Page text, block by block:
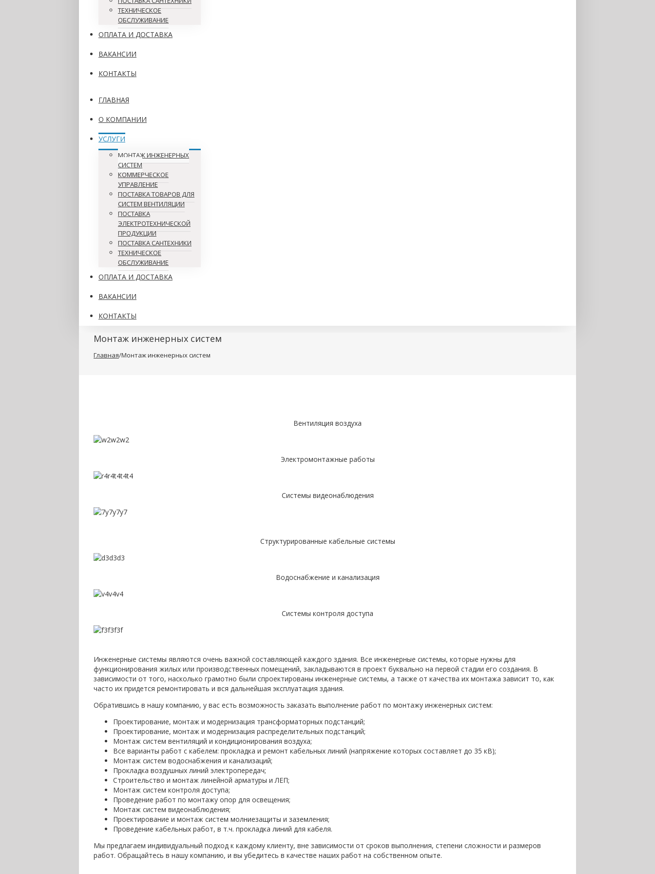
ТЕХНИЧЕСКОЕ
ОБСЛУЖИВАНИЕ
ОПЛАТА И ДОСТАВКА
ВАКАНСИИ
КОНТАКТЫ
ГЛАВНАЯ
О КОМПАНИИ
УСЛУГИ
МОНТАЖ ИНЖЕНЕРНЫХ
СИСТЕМ
КОММЕРЧЕСКОЕ
УПРАВЛЕНИЕ
ПОСТАВКА ТОВАРОВ ДЛЯ
СИСТЕМ ВЕНТИЛЯЦИИ
ПОСТАВКА
ЭЛЕКТРОТЕХНИЧЕСКОЙ
ПРОДУКЦИИ
ПОСТАВКА САНТЕХНИКИ
ТЕХНИЧЕСКОЕ
ОБСЛУЖИВАНИЕ
ОПЛАТА И ДОСТАВКА
ВАКАНСИИ
КОНТАКТЫ
Монтаж инженерных систем
Главная/Монтаж инженерных систем
Вентиляция воздуха
Электромонтажные работы
Системы видеонаблюдения
Структурированные кабельные системы
Водоснабжение и канализация
Системы контроля доступа
Инженерные системы являются очень важной составляющей каждого здания. Все инженерные системы, которые нужны для
функционирования жилых или производственных помещений, закладываются в проект буквально на первой стадии его создания. В
зависимости от того, насколько грамотно были спроектированы инженерные системы, а также от качества их монтажа зависит то, как
часто их придется ремонтировать и вся дальнейшая эксплуатация здания.
Обратившись в нашу компанию, у вас есть возможность заказать выполнение работ по монтажу инженерных систем:
Проектирование, монтаж и модернизация трансформаторных подстанций;
Проектирование, монтаж и модернизация распределительных подстанций;
Монтаж систем вентиляций и кондиционирования воздуха;
Все варианты работ с кабелем: прокладка и ремонт кабельных линий (напряжение которых составляет до 35 кВ);
Монтаж систем водоснабжения и канализаций;
Прокладка воздушных линий электропередач;
Строительство и монтаж линейной арматуры и ЛЕП;
Монтаж систем контроля доступа;
Проведение работ по монтажу опор для освещения;
Монтаж систем видеонаблюдения;
Проектирование и монтаж систем молниезащиты и заземления;
Проведение кабельных работ, в т.ч. прокладка линий для кабеля.
Мы предлагаем индивидуальный подход к каждому клиенту, вне зависимости от сроков выполнения, степени сложности и размеров
работ. Обращайтесь в нашу компанию, и вы убедитесь в качестве наших работ на собственном опыте.